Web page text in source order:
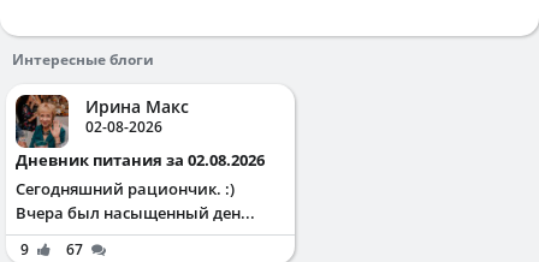
Интересные блоги
Ирина Макс
02-08-2026
Дневник питания за 02.08.2026
Сегодняшний рациончик. :)
Вчера был насыщенный ден...
9 67